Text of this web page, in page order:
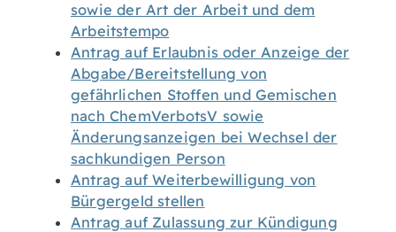
sowie der Art der Arbeit und dem
Arbeitstempo
Antrag auf Erlaubnis oder Anzeige der
Abgabe/Bereitstellung von
gefährlichen Stoffen und Gemischen
nach ChemVerbotsV sowie
Änderungsanzeigen bei Wechsel der
sachkundigen Person
Antrag auf Weiterbewilligung von
Bürgergeld stellen
Antrag auf Zulassung zur Kündigung